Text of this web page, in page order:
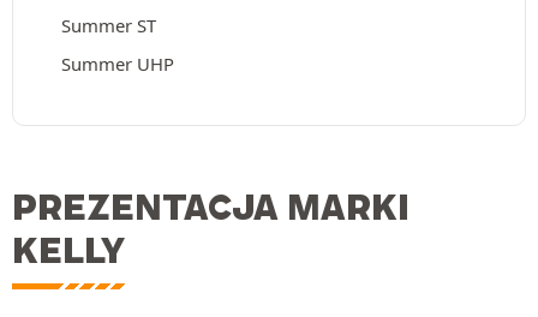
Summer ST
Summer UHP
PREZENTACJA MARKI
KELLY